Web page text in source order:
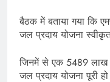
बैठक में बताया गया कि
जल प्रदाय योजना
जिनमें से एक 5489 लाख
जल प्रदाय योजना पूरी